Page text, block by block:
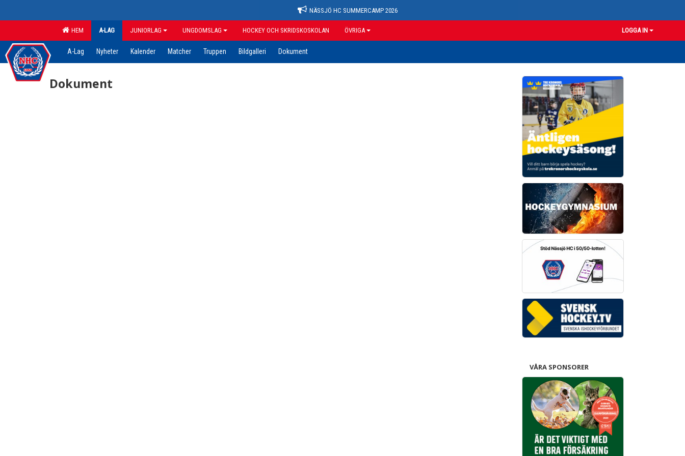
NÄSSJÖ HC SUMMERCAMP 2026
HEM A-LAG JUNIORLAG UNGDOMSLAG HOCKEY OCH SKRIDSKOSKOLAN ÖVRIGA LOGGA IN
A-Lag Nyheter Kalender Matcher Truppen Bildgalleri Dokument
Dokument
VÅRA SPONSORER